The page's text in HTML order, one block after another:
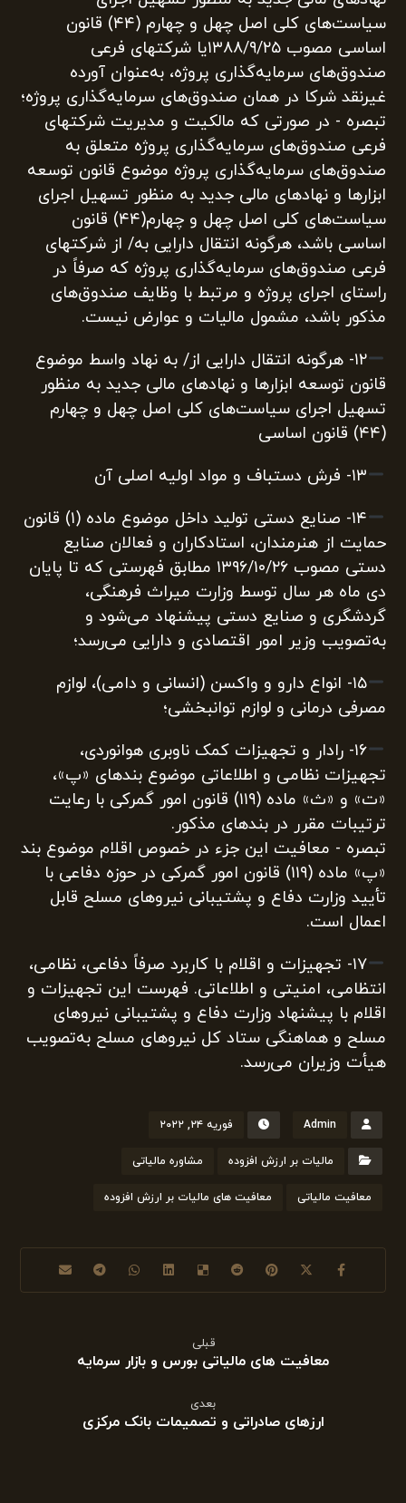
سیاست‌های کلی اصل چهل و چهارم (۴۴) قانون
اساسی مصوب ۱۳۸۸/۹/۲۵یا شرکتهای فرعی
صندوق‌های سرمایه‌گذاری پروژه، ‏به‌عنوان آورده
غیرنقد شرکا در همان صندوق‌های سرمایه‌گذاری پروژه؛
تبصره ‌- در صورتی که مالکیت و مدیریت شرکتهای
فرعی صندوق‌های سرمایه‌گذاری پروژه متعلق به
صندوق‌های سرمایه‌گذاری پروژه موضوع قانون توسعه
ابزارها و نهادهای ‏مالی جدید به منظور تسهیل اجرای
سیاست‌های کلی اصل چهل و چهارم(۴۴) قانون
اساسی باشد، هرگونه انتقال دارایی به/ از شرکتهای
فرعی صندوق‌های سرمایه‌گذاری پروژه که صرفاً در
راستای اجرای پروژه و مرتبط با وظایف صندوق‌های
مذکور باشد، مشمول مالیات و عوارض نیست.
۱۲‌- هرگونه انتقال دارایی از/ به نهاد واسط موضوع
قانون توسعه ابزارها و نهادهای مالی جدید به منظور
تسهیل اجرای سیاست‌های کلی اصل چهل و چهارم
(۴۴) قانون اساسی
۱۳‌- فرش دستباف و مواد اولیه اصلی آن
۱۴‌- صنایع دستی تولید داخل موضوع ماده ‌(۱) قانون
حمایت از هنرمندان، استادکاران و فعالان صنایع
دستی مصوب ۱۳۹۶/۱۰/۲۶ مطابق فهرستی که تا پایان
دی ماه هر سال توسط وزارت میراث فرهنگی،
گردشگری و صنایع دستی پیشنهاد می‌شود و
به‌تصویب وزیر امور اقتصادی و دارایی می‌رسد؛
۱۵‌- انواع دارو و واکسن (انسانی و دامی)، لوازم
مصرفی درمانی و لوازم توانبخشی؛
۱۶‌- رادار و تجهیزات کمک ناوبری هوانوردی،
تجهیزات نظامی و اطلاعاتی موضوع ‏بندهای «پ»،
«ت» و «ث» ماده ‌(۱۱۹) قانون امور گمرکی‏ با رعایت
ترتیبات مقرر در بندهای مذکور.
تبصره ‌- معافیت این جزء در خصوص اقلام موضوع بند
«پ» ماده ‌(۱۱۹) قانون امور گمرکی در حوزه دفاعی با
تأیید وزارت دفاع و پشتیبانی نیروهای مسلح قابل
اعمال است.
۱۷‌- تجهیزات و اقلام با کاربرد صرفاً دفاعی، نظامی،
انتظامی، امنیتی و اطلاعاتی. فهرست این تجهیزات و
اقلام با پیشنهاد وزارت دفاع و پشتیبانی نیروهای
مسلح و هماهنگی ستاد کل نیروهای مسلح به‌تصویب
هیأت وزیران می‌رسد.
Admin فوریه ۲۴, ۲۰۲۲
مالیات بر ارزش افزوده مشاوره مالیاتی
معافیت مالیاتی معافیت های مالیات بر ارزش افزوده
قبلی
معافیت های مالیاتی بورس و بازار سرمایه
بعدی
ارزهای صادراتی و تصمیمات بانک مرکزی